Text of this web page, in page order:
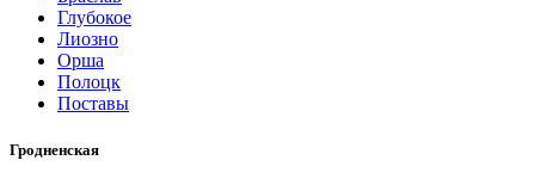
Глубокое
Лиозно
Орша
Полоцк
Поставы
Гродненская